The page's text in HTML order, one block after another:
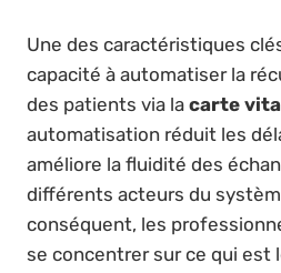
Une des caractéristiques
capacité à automatiser la
des patients via la carte
automatisation réduit les
améliore la fluidité des
différents acteurs du
conséquent, les
se concentrer sur ce qui est